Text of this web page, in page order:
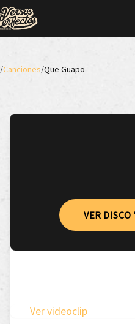
/Canciones/Que Guapo
VER DISCO
Ver videoclip